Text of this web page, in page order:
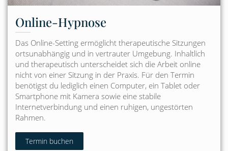
Online-Hypnose
Das Online-Setting ermöglicht therapeutische Sitzungen
ortsunabhängig und in vertrauter Umgebung. Inhaltlich
und therapeutisch unterscheidet sich die Arbeit online
nicht von einer Sitzung in der Praxis. Für den Termin
benötigst du lediglich einen Computer, ein Tablet oder
Smartphone mit Kamera sowie eine stabile
Internetverbindung und einen ruhigen, ungestörten
Rahmen.
Termin buchen